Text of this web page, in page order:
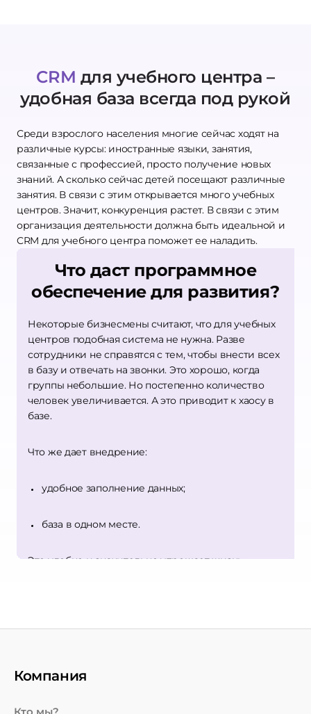
CRM для учебного центра –
удобная база всегда под рукой
Среди взрослого населения многие сейчас ходят на
различные курсы: иностранные языки, занятия,
связанные с профессией, просто получение новых
знаний. А сколько сейчас детей посещают различные
занятия. В связи с этим открывается много учебных
центров. Значит, конкуренция растет. В связи с этим
организация деятельности должна быть идеальной и
CRM для учебного центра поможет ее наладить.
Что даст программное
обеспечение для развития?
Некоторые бизнесмены считают, что для учебных
центров подобная система не нужна. Разве
сотрудники не справятся с тем, чтобы внести всех
в базу и отвечать на звонки. Это хорошо, когда
группы небольшие. Но постепенно количество
человек увеличивается. А это приводит к хаосу в
базе.
Что же дает внедрение:
удобное заполнение данных;
база в одном месте.
Это удобно и значительно упрощает жизнь
База учеников будет разделена на группы в
обращений. Это упрощает действия
Компания